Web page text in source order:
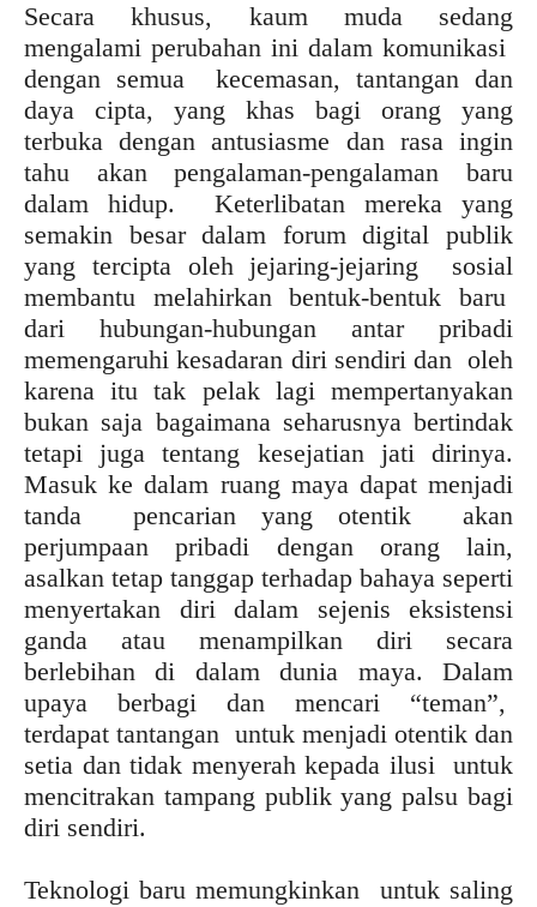
Secara khusus, kaum muda sedang
mengalami perubahan ini dalam komunikasi
dengan semua kecemasan, tantangan dan
daya cipta, yang khas bagi orang yang
terbuka dengan antusiasme dan rasa ingin
tahu akan pengalaman-pengalaman baru
dalam hidup. Keterlibatan mereka yang
semakin besar dalam forum digital publik
yang tercipta oleh jejaring-jejaring sosial
membantu melahirkan bentuk-bentuk baru
dari hubungan-hubungan antar pribadi
memengaruhi kesadaran diri sendiri dan oleh
karena itu tak pelak lagi mempertanyakan
bukan saja bagaimana seharusnya bertindak
tetapi juga tentang kesejatian jati dirinya.
Masuk ke dalam ruang maya dapat menjadi
tanda pencarian yang otentik akan
perjumpaan pribadi dengan orang lain,
asalkan tetap tanggap terhadap bahaya seperti
menyertakan diri dalam sejenis eksistensi
ganda atau menampilkan diri secara
berlebihan di dalam dunia maya. Dalam
upaya berbagi dan mencari “teman”,
terdapat tantangan untuk menjadi otentik dan
setia dan tidak menyerah kepada ilusi untuk
mencitrakan tampang publik yang palsu bagi
diri sendiri.
Teknologi baru memungkinkan untuk saling